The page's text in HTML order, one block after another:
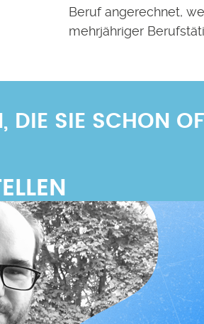
Beruf angerechnet,
mehrjähriger
DIE SIE SCHON